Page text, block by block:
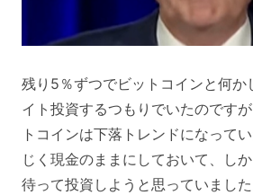
残り5％ずつでビットコインと何か
イト投資するつもりでいたのです
トコインは下落トレンドになって
じく現金のままにしておいて、し
待って投資しようと思っていました